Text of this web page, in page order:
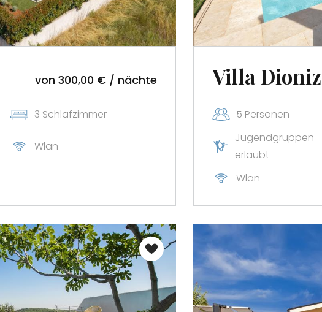
von 300,00 € / nächte
3 Schlafzimmer
Wlan
Villa Dioniz
5 Personen
Jugendgruppen
erlaubt
Wlan